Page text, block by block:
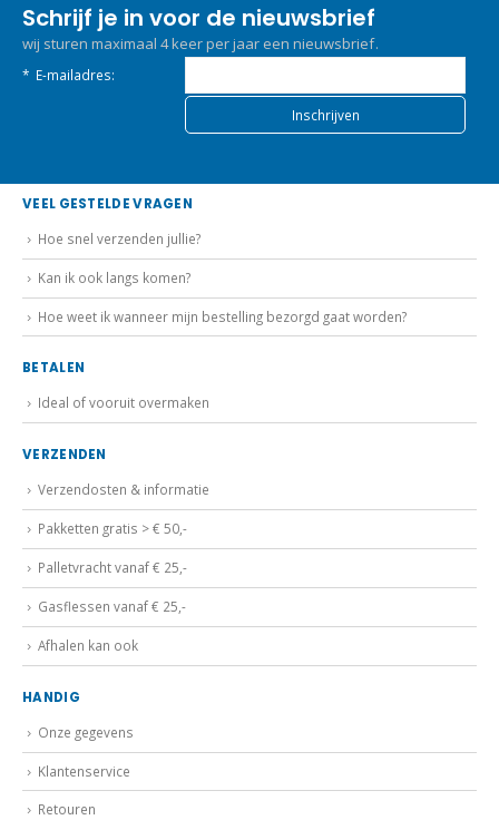
Schrijf je in voor de nieuwsbrief
wij sturen maximaal 4 keer per jaar een nieuwsbrief.
* E-mailadres:
VEEL GESTELDE VRAGEN
Hoe snel verzenden jullie?
Kan ik ook langs komen?
Hoe weet ik wanneer mijn bestelling bezorgd gaat worden?
BETALEN
Ideal of vooruit overmaken
VERZENDEN
Verzendosten & informatie
Pakketten gratis > € 50,-
Palletvracht vanaf € 25,-
Gasflessen vanaf € 25,-
Afhalen kan ook
HANDIG
Onze gegevens
Klantenservice
Retouren